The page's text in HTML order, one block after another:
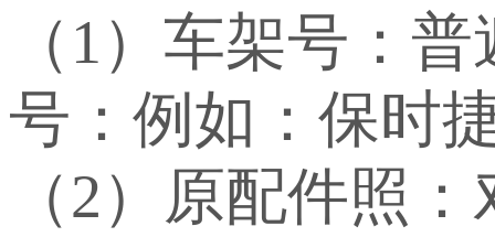
（1）车架号：
号：例如：保时
（2）原配件照